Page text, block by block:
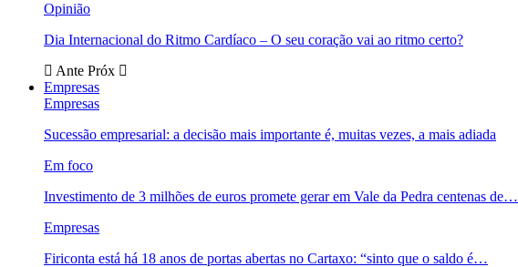
Opinião
Dia Internacional do Ritmo Cardíaco – O seu coração vai ao ritmo certo?
Ante Próx
Empresas
Empresas
Sucessão empresarial: a decisão mais importante é, muitas vezes, a mais adiada
Em foco
Investimento de 3 milhões de euros promete gerar em Vale da Pedra centenas de…
Empresas
Firiconta está há 18 anos de portas abertas no Cartaxo: “sinto que o saldo é…